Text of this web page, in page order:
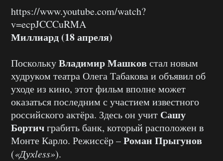
https://www.youtube.com/watch?
v=ecpJCCCuRMA
Миллиард (18 апреля)
ПосколькуВладимир Машковстал новым
худруком театра Олега Табакова и объявил об
уходе из кино, этот фильм вполне может
оказаться последним с участием известного
российского актёра. Здесь он учит Сашу
Бортичграбить банк, который расположен в
Монте Карло. Режиссёр –Роман Прыгунов
(«Духless»).